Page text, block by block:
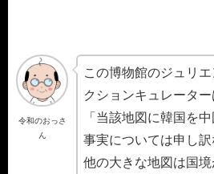
令和のおっさ
ん
この博物館のジュリエ
クションキュレータ
「当該地図に韓国を
事実については申し訳
他の大きな地図は国